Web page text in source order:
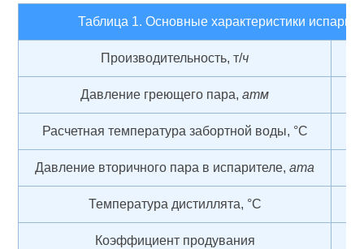
Таблица 1. Основные характеристики
Производительность, т/ч
Давление греющего пара,атм
Расчетная температура забортной воды, °С
Давление вторичного пара в испарителе,ата
Температура дистиллята, °С
Коэффициент продувания